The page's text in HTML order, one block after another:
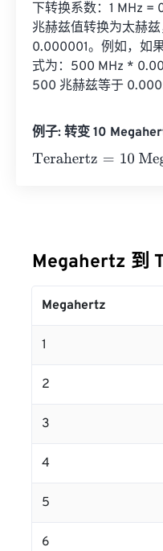
下转换系数：1 MHz
兆赫兹值转换为太赫
0.000001。例如，如
式为：500 MHz *
500 兆赫兹等于
例子: 转变 10
Terahertz=10
Megahertz 到
Megahertz
1
2
3
4
5
6